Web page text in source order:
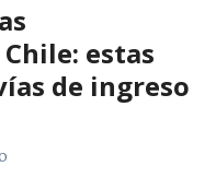
estas
de ingreso